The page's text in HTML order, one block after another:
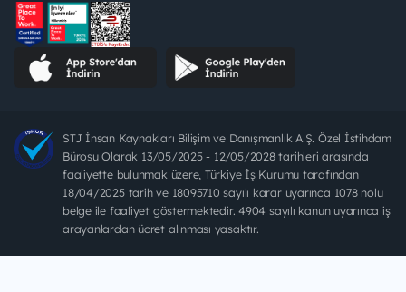
STJ İnsan Kaynakları Bilişim ve Danışmanlık A.Ş. Özel İstihdam
Bürosu Olarak 13/05/2025 - 12/05/2028 tarihleri arasında
faaliyette bulunmak üzere, Türkiye İş Kurumu tarafından
18/04/2025 tarih ve 18095710 sayılı karar uyarınca 1078 nolu
belge ile faaliyet göstermektedir. 4904 sayılı kanun uyarınca iş
arayanlardan ücret alınması yasaktır.